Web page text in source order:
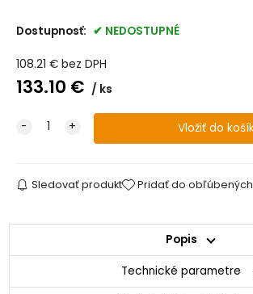
Dostupnosť: NEDOSTUPNÉ
108.21 € bez DPH
133.10 € ks
Sledovať produkt Pridať do obľúbených
Popis
Technické parametre